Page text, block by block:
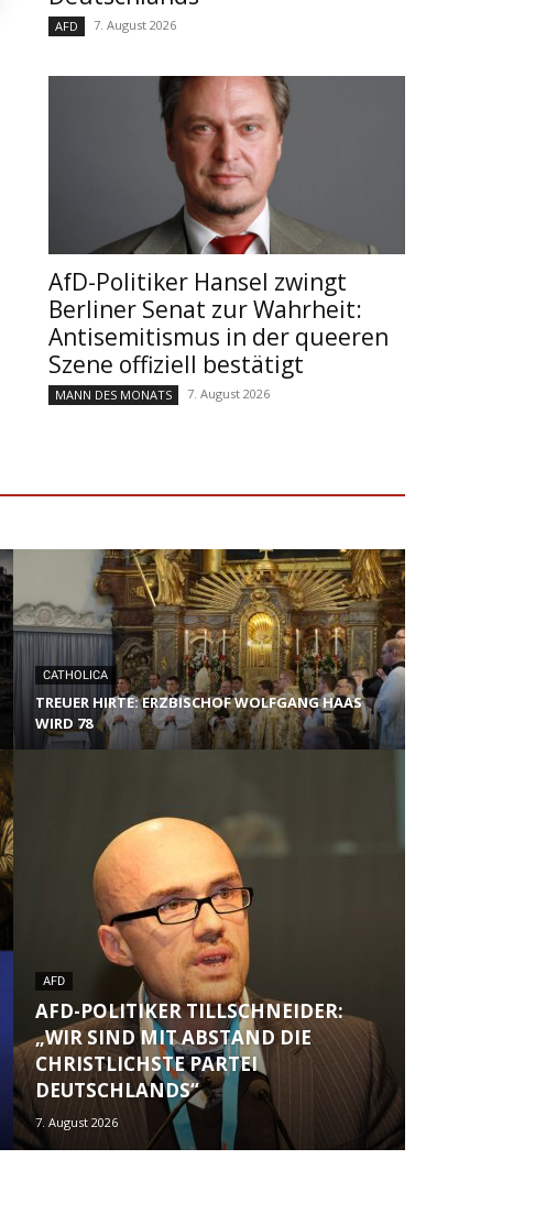
AFD 7. August 2026
AfD-Politiker Hansel zwingt
Berliner Senat zur Wahrheit:
Antisemitismus in der queeren
Szene offiziell bestätigt
MANN DES MONATS 7. August 2026
CATHOLICA
TREUER HIRTE: ERZBISCHOF WOLFGANG HAAS
WIRD 78
AFD
AFD-POLITIKER TILLSCHNEIDER:
„WIR SIND MIT ABSTAND DIE
CHRISTLICHSTE PARTEI
DEUTSCHLANDS“
7. August 2026